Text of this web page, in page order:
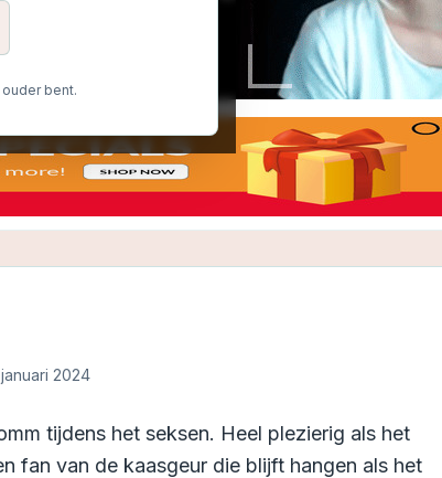
bent.
2024
tijdens het seksen. Heel plezierig als het
fan van de kaasgeur die blijft hangen als het